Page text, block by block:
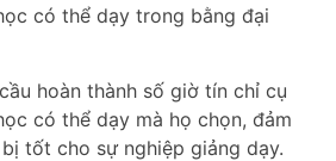
có thể dạy trong bằng đại
hoàn thành số giờ tín chỉ cụ
có thể dạy mà họ chọn, đảm
tốt cho sự nghiệp giảng dạy.